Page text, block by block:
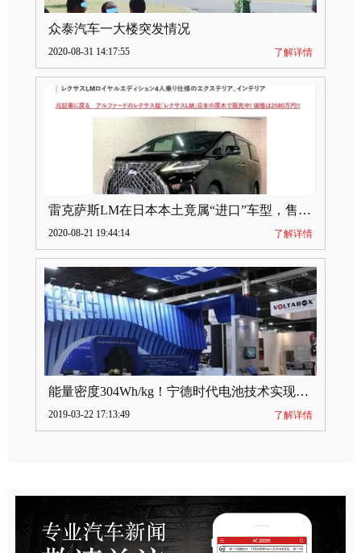
众泰汽车一大楼突发情况
2020-08-31 14:17:55 了解详情
雷克萨斯LM在日本本土竟属“进口”车型，售价2580万日元
2020-08-21 19:44:14 了解详情
能量密度304Wh/kg！宁德时代电池技术实现突破
2019-03-22 17:13:49 了解详情